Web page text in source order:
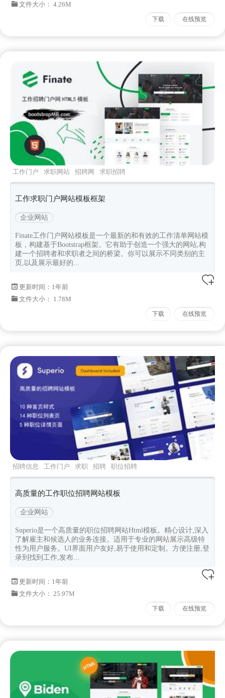
文件大小： 4.26M
下载 在线预览
工作门户 求职网站 招聘网
求职招聘
bootstrap5
工作求职门户网站模板框架
企业网站
Finate工作门户网站模板是一个最新的和有效的工作清单网站模
板，构建基于Bootstrap框架。它有助于创造一个强大的网站,构
建一个招聘者和求职者之间的桥梁。你可以展示不同类别的主
页,以及展示最好的...
更新时间： 1年前
文件大小： 1.78M
下载 在线预览
招聘信息 工作门户 求职 招聘 职位招聘
高质量的工作职位招聘网站模板
企业网站
Superio是一个高质量的职位招聘网站Html模板。精心设计,深入
了解雇主和候选人的业务连接。适用于专业的网站展示高级特
性为用户服务。UI界面用户友好,易于使用和定制。方便注册,登
录到找到工作,发布...
更新时间： 1年前
文件大小： 25.97M
下载 在线预览